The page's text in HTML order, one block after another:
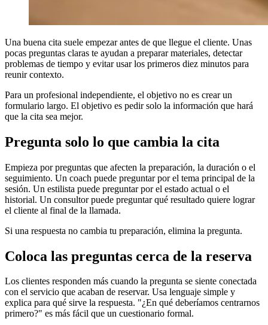
Una buena cita suele empezar antes de que llegue el cliente. Unas
pocas preguntas claras te ayudan a preparar materiales, detectar
problemas de tiempo y evitar usar los primeros diez minutos para
reunir contexto.
Para un profesional independiente, el objetivo no es crear un
formulario largo. El objetivo es pedir solo la información que hará
que la cita sea mejor.
Pregunta solo lo que cambia la cita
Empieza por preguntas que afecten la preparación, la duración o el
seguimiento. Un coach puede preguntar por el tema principal de la
sesión. Un estilista puede preguntar por el estado actual o el
historial. Un consultor puede preguntar qué resultado quiere lograr
el cliente al final de la llamada.
Si una respuesta no cambia tu preparación, elimina la pregunta.
Coloca las preguntas cerca de la reserva
Los clientes responden más cuando la pregunta se siente conectada
con el servicio que acaban de reservar. Usa lenguaje simple y
explica para qué sirve la respuesta. "¿En qué deberíamos centrarnos
primero?" es más fácil que un cuestionario formal.